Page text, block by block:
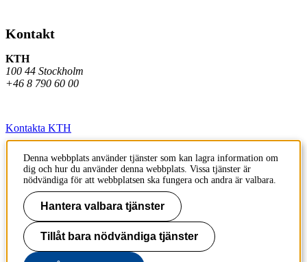
Kontakt
KTH
100 44 Stockholm
+46 8 790 60 00
Kontakta KTH
Jobba på KTH
Press och media
Faktura och betalning KTH
Om KTH:s webbplatser
Tillgänglighetsredogörelse
Denna webbplats använder tjänster som kan lagra information om
dig och hur du använder denna webbplats. Vissa tjänster är
nödvändiga för att webbplatsen ska fungera och andra är valbara.
Hantera valbara tjänster
Tillåt bara nödvändiga tjänster